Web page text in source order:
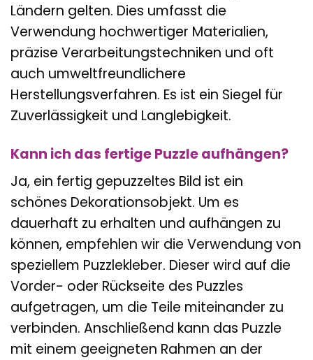
Ländern gelten. Dies umfasst die
Verwendung hochwertiger Materialien,
präzise Verarbeitungstechniken und oft
auch umweltfreundlichere
Herstellungsverfahren. Es ist ein Siegel für
Zuverlässigkeit und Langlebigkeit.
Kann ich das fertige Puzzle aufhängen?
Ja, ein fertig gepuzzeltes Bild ist ein
schönes Dekorationsobjekt. Um es
dauerhaft zu erhalten und aufhängen zu
können, empfehlen wir die Verwendung von
speziellem Puzzlekleber. Dieser wird auf die
Vorder- oder Rückseite des Puzzles
aufgetragen, um die Teile miteinander zu
verbinden. Anschließend kann das Puzzle
mit einem geeigneten Rahmen an der